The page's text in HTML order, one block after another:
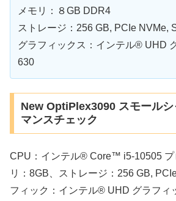
メモリ：８GB DDR4
ストレージ：256 GB, PCIe NVMe,
グラフィックス：インテル® UHD
630
New OptiPlex3090 スモール
マンスチェック
CPU：インテル® Core™ i5-10505 プ
リ：8GB、ストレージ：256 GB,
フィック：インテル® UHD グラフィ